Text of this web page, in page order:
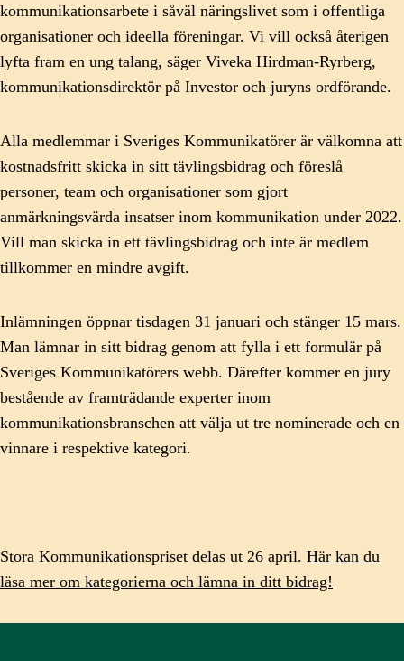
kommunikationsarbete i såväl näringslivet som i offentliga
organisationer och ideella föreningar. Vi vill också återigen
lyfta fram en ung talang, säger Viveka Hirdman-Ryrberg,
kommunikationsdirektör på Investor och juryns ordförande.
Alla medlemmar i Sveriges Kommunikatörer är välkomna att
kostnadsfritt skicka in sitt tävlingsbidrag och föreslå
personer, team och organisationer som gjort
anmärkningsvärda insatser inom kommunikation under 2022.
Vill man skicka in ett tävlingsbidrag och inte är medlem
tillkommer en mindre avgift.
Inlämningen öppnar tisdagen 31 januari och stänger 15 mars.
Man lämnar in sitt bidrag genom att fylla i ett formulär på
Sveriges Kommunikatörers webb. Därefter kommer en jury
bestående av framträdande experter inom
kommunikationsbranschen att välja ut tre nominerade och en
vinnare i respektive kategori.
Stora Kommunikationspriset delas ut 26 april. Här kan du
läsa mer om kategorierna och lämna in ditt bidrag!